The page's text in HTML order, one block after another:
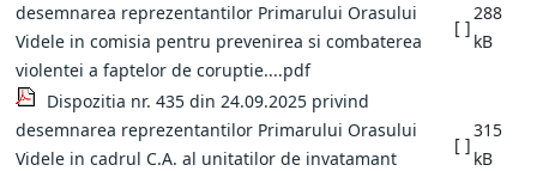
desemnarea reprezentantilor Primarului Orasului
Videle in comisia pentru prevenirea si combaterea
violentei a faptelor de coruptie....pdf
[ ]
288
kB
Dispozitia nr. 435 din 24.09.2025 privind
desemnarea reprezentantilor Primarului Orasului
Videle in cadrul C.A. al unitatilor de invatamant
[ ]
315
kB